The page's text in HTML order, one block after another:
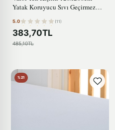
Yatak Koruyucu Sıvı Geçirmez
5.0 (11)
383,70TL
485,10TL
%21